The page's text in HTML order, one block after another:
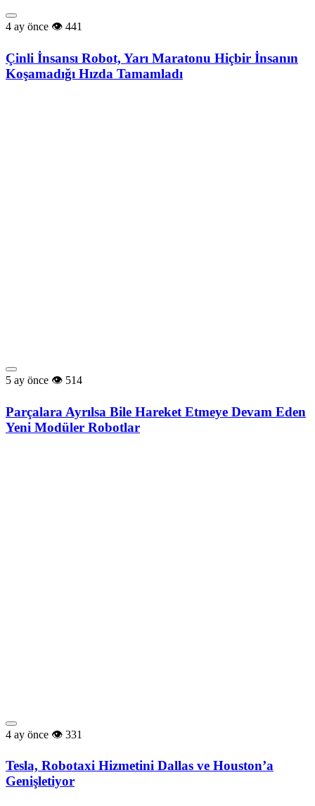
4 ay önce 441
Çinli İnsansı Robot, Yarı Maratonu Hiçbir İnsanın
Koşamadığı Hızda Tamamladı
5 ay önce 514
Parçalara Ayrılsa Bile Hareket Etmeye Devam Eden
Yeni Modüler Robotlar
4 ay önce 331
Tesla, Robotaxi Hizmetini Dallas ve Houston’a
Genişletiyor